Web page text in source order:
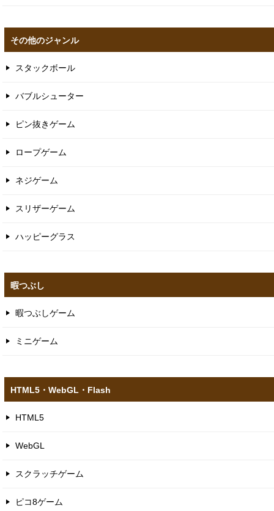
その他のジャンル
スタックボール
バブルシューター
ピン抜きゲーム
ロープゲーム
ネジゲーム
スリザーゲーム
ハッピーグラス
暇つぶし
暇つぶしゲーム
ミニゲーム
HTML5​・WebGL​・Flash
HTML5
WebGL
スクラッチゲーム
ピコ8ゲーム